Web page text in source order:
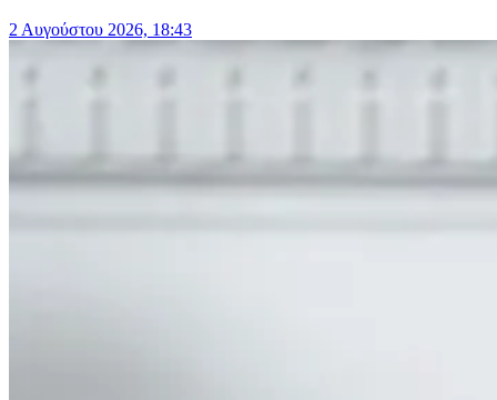
2 Αυγούστου 2026, 18:43